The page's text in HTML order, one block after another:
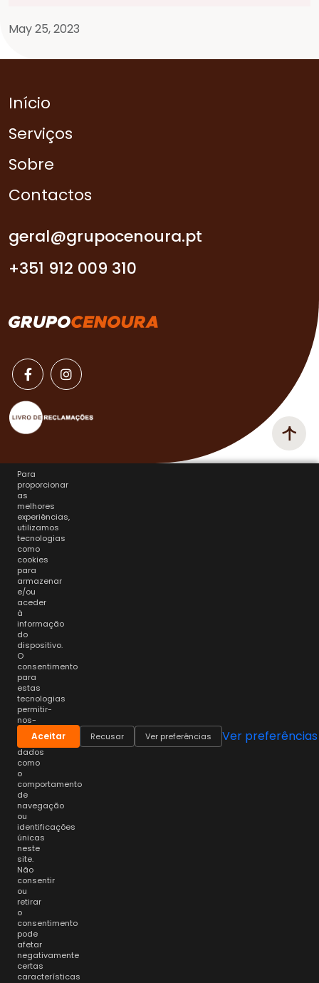
May 25, 2023
Início
Serviços
Sobre
Contactos
geral@grupocenoura.pt
+351 912 009 310
Para
proporcionar
as
melhores
experiências,
utilizamos
tecnologias
como
cookies
para
armazenar
e/ou
aceder
à
informação
do
dispositivo.
O
consentimento
para
estas
tecnologias
permitir-
nos-
á
processar
dados
como
o
comportamento
de
navegação
ou
identificações
únicas
neste
site.
Não
consentir
ou
retirar
o
consentimento
pode
afetar
negativamente
certas
características
Aceitar Recusar Ver preferências Ver preferências